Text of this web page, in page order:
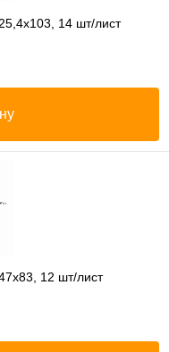
14 шт/лист
12 шт/лист